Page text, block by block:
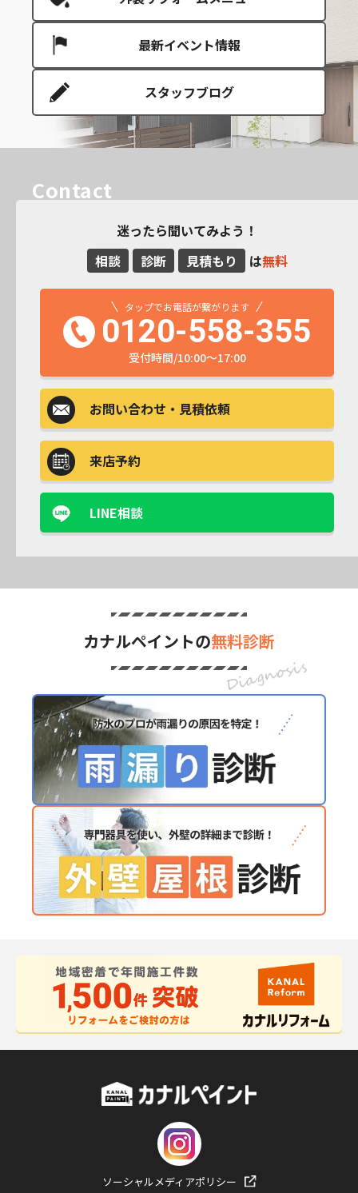
最新イベント情報
スタッフブログ
Contact
迷ったら聞いてみよう！
相談
診断 見積もり は無料
タップでお電話が繋がります
0120-558-355
受付時間/10:00～17:00
お問い合わせ ・見積依頼
来店予約
LINE相談
カナルペイントの無料診断
ソーシャルメディアポリシー